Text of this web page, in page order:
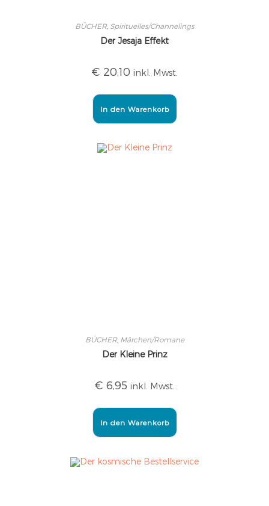
BÜCHER, Spirituelles/Channelings
Der Jesaja Effekt
€ 20,10 inkl. Mwst.
In den Warenkorb
BÜCHER, Märchen/Romane
Der Kleine Prinz
€ 6,95 inkl. Mwst.
In den Warenkorb